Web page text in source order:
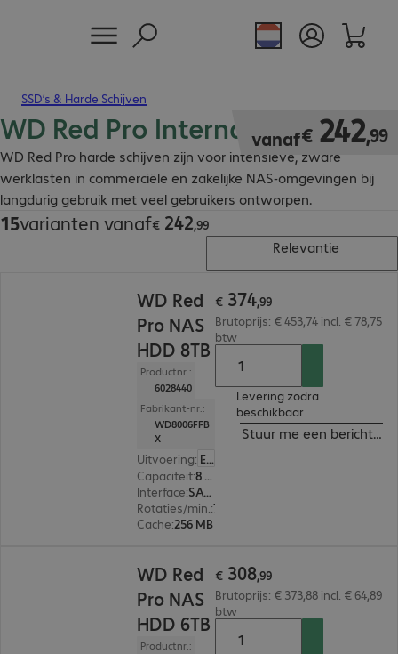
SSD’s & Harde Schijven
WD Red Pro Internal HDD
WD Red Pro harde schijven zijn voor intensieve, zware
werklasten in commerciële en zakelijke NAS-omgevingen bij
langdurig gebruik met veel gebruikers ontworpen.
vanaf€ 242,99
€ 242,99
15varianten vanaf€ 242,99
€ 242,99
Relevantie
WD Red
Pro NAS
HDD 8TB
Productnr.:
6028440
Fabrikant-nr.:
WD8006FFB
X
Uitvoering: Europa
Capaciteit:
8 TB
Interface:
SATA 3.0 (6 Gbit/s) 8,9 cm (3,5")
Rotaties/min. :
Cache:256 MB
€ 374,99
Brutoprijs: € 453,74 incl. € 78,75
btw
Levering zodra
beschikbaar
Stuur me een bericht
WD Red
Pro NAS
HDD 6TB
Productnr.:
€ 308,99
Brutoprijs: € 373,88 incl. € 64,89
btw